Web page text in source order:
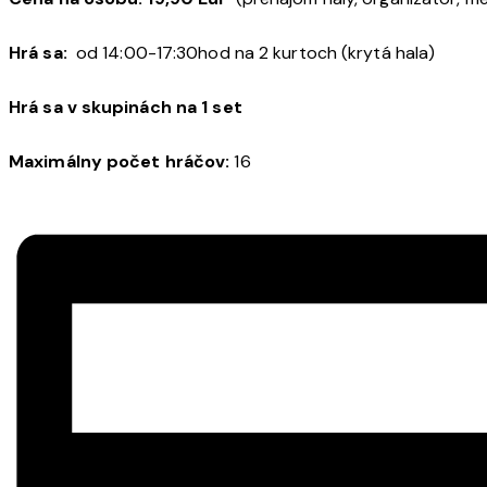
Hrá sa: od 14:00-17:30hod na 2 kurtoch (krytá hala)
Hrá sa v skupinách na 1 set
Maximálny počet hráčov: 16